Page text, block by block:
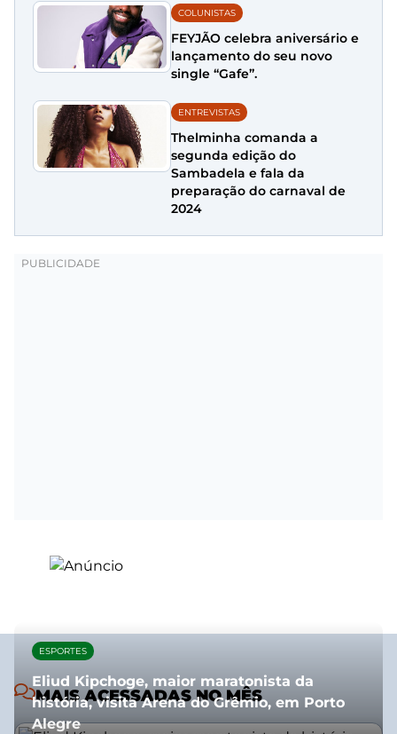
COLUNISTAS
FEYJÃO celebra aniversário e
lançamento do seu novo
single “Gafe”.
ENTREVISTAS
Thelminha comanda a
segunda edição do
Sambadela e fala da
preparação do carnaval de
2024
MAIS ACESSADAS NO MÊS
ESPORTES
Eliud Kipchoge, maior maratonista da
história, visita Arena do Grêmio, em Porto
Alegre